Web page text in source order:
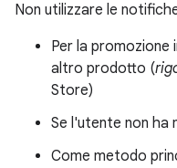
Non utilizzare le
Per la promozione
altro prodotto (
Store)
Se l'utente non ha
Come metodo